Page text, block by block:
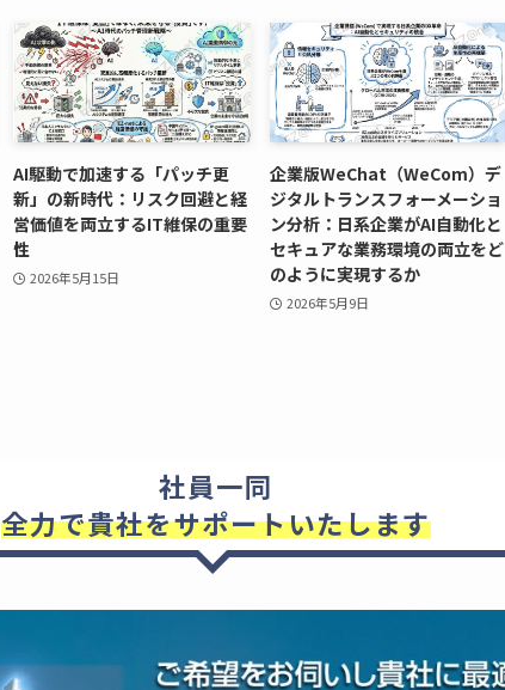
AI駆動で加速する「パッチ更
新」の新時代：リスク回避と経
営価値を両立するIT維保の重要
性
2026年5月15日
企業版WeChat（WeCom）デ
ジタルトランスフォーメーショ
ン分析：日系企業がAI自動化と
セキュアな業務環境の両立をど
のように実現するか
2026年5月9日
社員一同
全力で貴社をサポートいたします